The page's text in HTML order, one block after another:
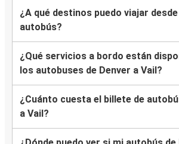
¿A qué destinos puedo viajar
autobús?
¿Qué servicios a bordo están
los autobuses de Denver a Vail?
¿Cuánto cuesta el billete de
a Vail?